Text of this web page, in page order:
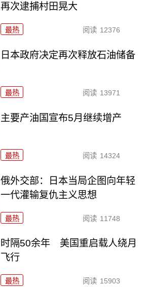
再次逮捕村田晃大
最热 阅读 12376
日本政府决定再次释放石油储备
最热 阅读 13971
主要产油国宣布5月继续增产
最热 阅读 14324
俄外交部：日本当局企图向年轻
一代灌输复仇主义思想
最热 阅读 11748
时隔50余年 美国重启载人绕月
飞行
最热 阅读 15903